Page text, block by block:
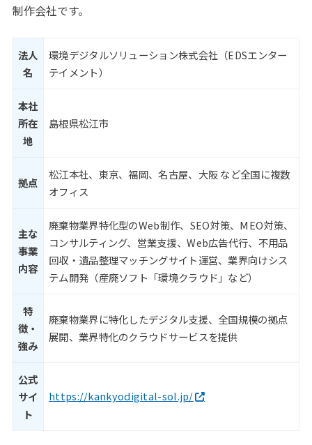
制作会社です。
法人
名
環境デジタルソリューション株式会社（EDSエンター
テイメント）
本社
所在
地
島根県松江市
拠点
松江本社、東京、福岡、名古屋、大阪 など全国に複数
オフィス
主な
事業
内容
廃棄物業界特化型のWeb制作、SEO対策、MEO対策、
コンサルティング、営業支援、Web広告代行、不用品
回収・遺品整理マッチングサイト運営、業界向けシス
テム開発（産廃ソフト「環境クラウド」など）
特
徴・
強み
廃棄物業界に特化したデジタル支援、全国規模の拠点
展開、業界特化のクラウドサービスを提供
公式
サイ
ト
https://kankyodigital-sol.jp/